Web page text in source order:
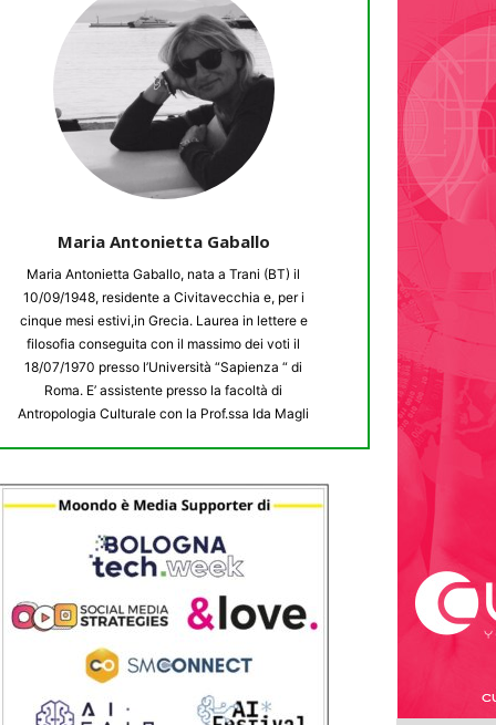
Maria Antonietta Gaballo
Maria Antonietta Gaballo, nata a Trani (BT) il
10/09/1948, residente a Civitavecchia e, per i
cinque mesi estivi,in Grecia. Laurea in lettere e
filosofia conseguita con il massimo dei voti il
18/07/1970 presso l’Università “Sapienza “ di
Roma. E’ assistente presso la facoltà di
Antropologia Culturale con la Prof.ssa Ida Magli
concorso,, presso la scuola secondaria di Primo
Grado nell’anno 1972 come docente di materie
cattedra di Italiano e Latino presso il Liceo
scientifico di Tarquinia e vi rimane fino all’anno
scolastico 1996/1997. Nel 1988 da vita alla libreria
“Dettagli” in Civitavecchia che diventa punto di
riferimento di incontri letterari e culturali nella
città. Nei primi anni ‘80 entra nel volontariato
come Infermiera volontaria di CRI, è viceispettrice
del Comitato di Civitavecchia. Nel 1998, con il